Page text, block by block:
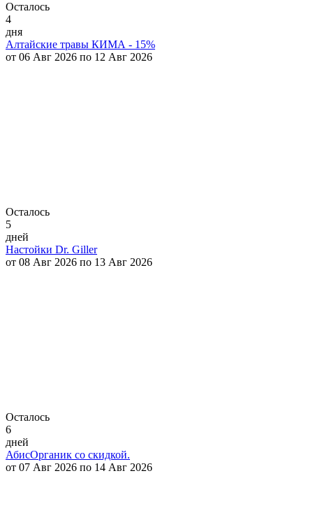
Осталось
4
дня
Алтайские травы КИМА - 15%
от 06 Авг 2026 по 12 Авг 2026
Осталось
5
дней
Настойки Dr. Giller
от 08 Авг 2026 по 13 Авг 2026
Осталось
6
дней
АбисОрганик со скидкой.
от 07 Авг 2026 по 14 Авг 2026